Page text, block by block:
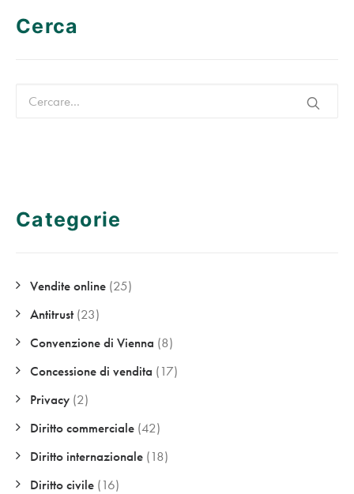
Cerca
Categorie
Vendite online (25)
Antitrust (23)
Convenzione di Vienna (8)
Concessione di vendita (17)
Privacy (2)
Diritto commerciale (42)
Diritto internazionale (18)
Diritto civile (16)